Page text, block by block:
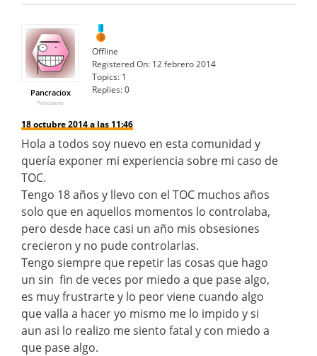
Pancraciox
Participante
Offline
Registered On: 12 febrero 2014
Topics: 1
Replies:0
18 octubre 2014 a las 11:46
Hola a todos soy nuevo en esta comunidad y
quería exponer mi experiencia sobre mi caso de
TOC.
Tengo 18 años y llevo con el TOC muchos años
solo que en aquellos momentos lo controlaba,
pero desde hace casi un año mis obsesiones
crecieron y no pude controlarlas.
Tengo siempre que repetir las cosas que hago
un sin fin de veces por miedo a que pase algo,
es muy frustrarte y lo peor viene cuando algo
que valla a hacer yo mismo me lo impido y si
aun asi lo realizo me siento fatal y con miedo a
que pase algo.